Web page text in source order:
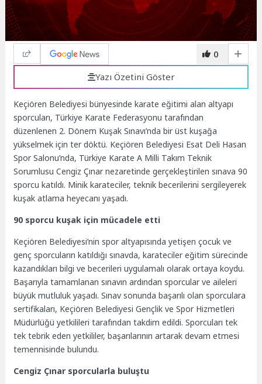
0
Yazı Özetini Göster
Keçiören Belediyesi bünyesinde karate eğitimi alan altyapı
sporcuları, Türkiye Karate Federasyonu tarafından
düzenlenen 2. Dönem Kuşak Sınavı’nda bir üst kuşağa
yükselmek için ter döktü. Keçiören Belediyesi Esat Deli Hasan
Spor Salonu’nda, Türkiye Karate A Milli Takım Teknik
Sorumlusu Cengiz Çınar nezaretinde gerçekleştirilen sınava 90
sporcu katıldı. Minik karateciler, teknik becerilerini sergileyerek
kuşak atlama heyecanı yaşadı.
90 sporcu kuşak için mücadele etti
Keçiören Belediyesi’nin spor altyapısında yetişen çocuk ve
genç sporcuların katıldığı sınavda, karateciler eğitim sürecinde
kazandıkları bilgi ve becerileri uygulamalı olarak ortaya koydu.
Başarıyla tamamlanan sınavın ardından sporcular ve aileleri
büyük mutluluk yaşadı. Sınav sonunda başarılı olan sporculara
sertifikaları, Keçiören Belediyesi Gençlik ve Spor Hizmetleri
Müdürlüğü yetkilileri tarafından takdim edildi. Sporcuları tek
tek tebrik eden yetkililer, başarılarının artarak devam etmesi
temennisinde bulundu.
Cengiz Çınar sporcularla buluştu